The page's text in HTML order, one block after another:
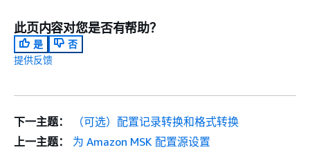
此页内容对您是否有帮助？
是
否
提供反馈
下一主题：
（可选）配置记录转换和格式转换
上一主题：
为 Amazon MSK 配置源设置